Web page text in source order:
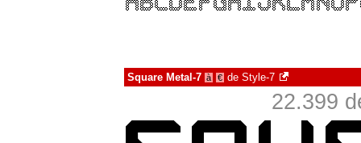
Square Metal-7 à € de Style-7
22.399